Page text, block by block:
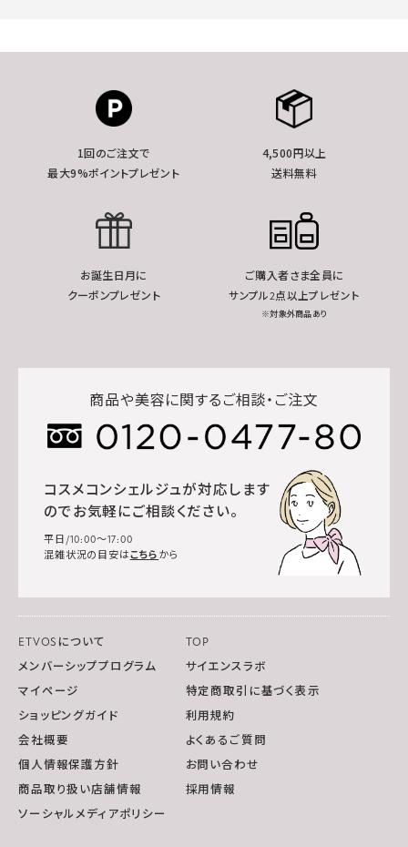
1回のご注文で
最大9%ポイントプレゼント
4,500円以上
送料無料
お誕生日月に
クーポンプレゼント
ご購入者さま全員に
サンプル2点以上プレゼント
※対象外商品あり
商品や美容に関するご相談・ご注文
コスメコンシェルジュが対応します
のでお気軽にご相談ください。
平日/10:00～17:00
混雑状況の目安はこちら から
ETVOSについて
TOP
メンバーシッププログラム
サイエンスラボ
マイページ
特定商取引に基づく表示
ショッピングガイド
利用規約
会社概要
よくあるご質問
個人情報保護方針
お問い合わせ
商品取り扱い店舗情報
採用情報
ソーシャルメディアポリシー